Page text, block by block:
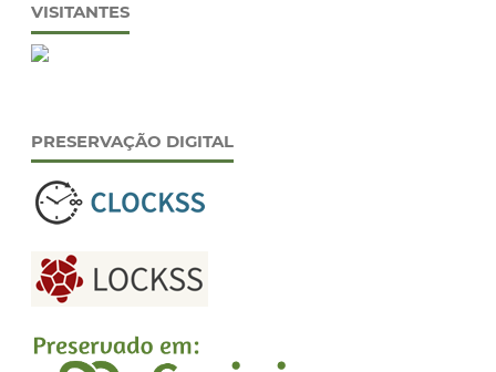
VISITANTES
PRESERVAÇÃO DIGITAL